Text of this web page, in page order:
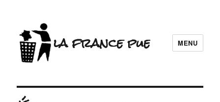
la france pue MENU